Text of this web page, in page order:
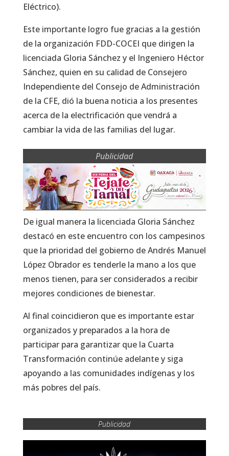
Eléctrico).
Este importante logro fue gracias a la gestión
de la organización FDD-COCEI que dirigen la
licenciada Gloria Sánchez y el Ingeniero Héctor
Sánchez, quien en su calidad de Consejero
Independiente del Consejo de Administración
de la CFE, dió la buena noticia a los presentes
acerca de la electrificación que vendrá a
cambiar la vida de las familias del lugar.
Publicidad
De igual manera la licenciada Gloria Sánchez
destacó en este encuentro con los campesinos
que la prioridad del gobierno de Andrés Manuel
López Obrador es tenderle la mano a los que
menos tienen, para ser considerados a recibir
mejores condiciones de bienestar.
Al final coincidieron que es importante estar
organizados y preparados a la hora de
participar para garantizar que la Cuarta
Transformación continúe adelante y siga
apoyando a las comunidades indígenas y los
más pobres del país.
Publicidad